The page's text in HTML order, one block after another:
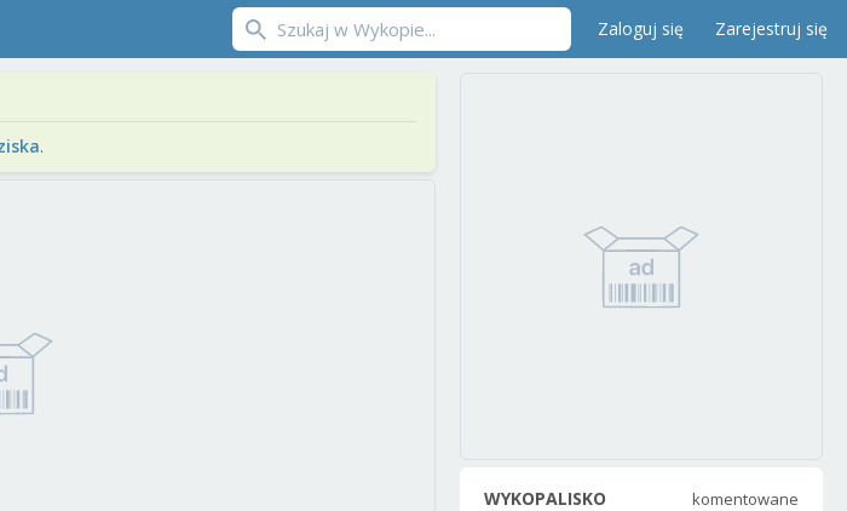
Zaloguj się Zarejestruj się
.
WYKOPALISKO komentowane